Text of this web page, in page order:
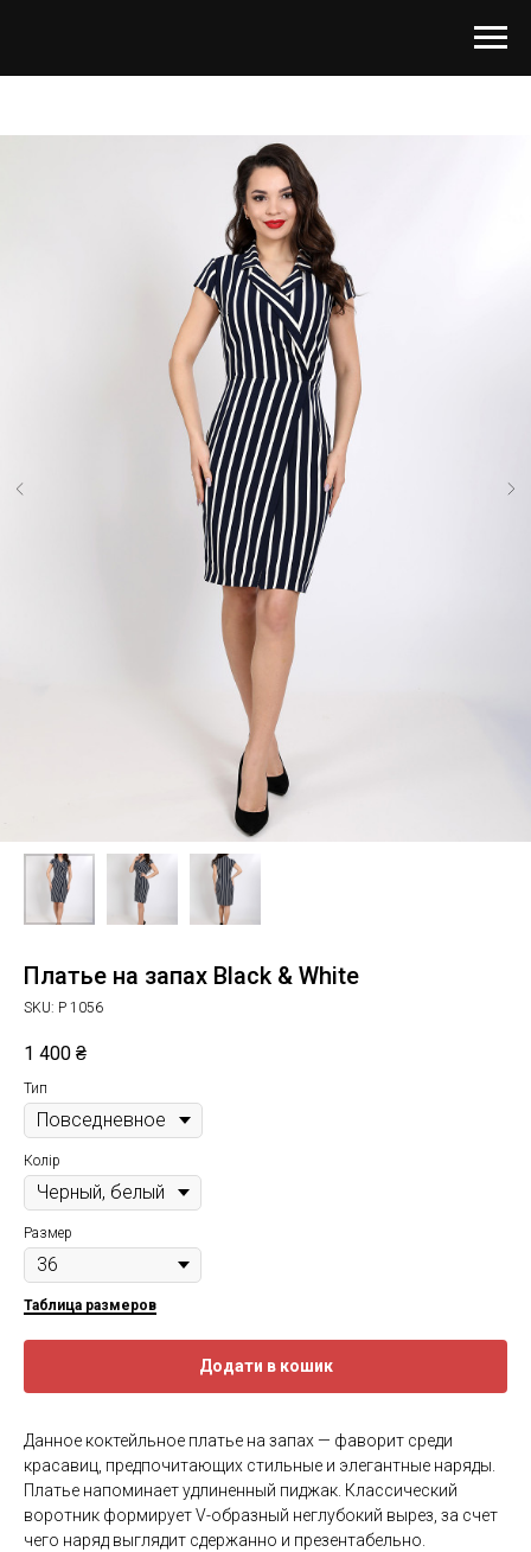
Платье на запах Black & White
SKU: P 1056
1 400 ₴
Тип
Колір
Размер
Таблица размеров
Додати в кошик
Данное коктейльное платье на запах — фаворит среди
красавиц, предпочитающих стильные и элегантные наряды.
Платье напоминает удлиненный пиджак. Классический
воротник формирует V-образный неглубокий вырез, за счет
чего наряд выглядит сдержанно и презентабельно.